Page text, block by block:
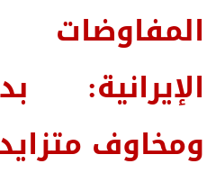
المفاوضات
ومخاوف